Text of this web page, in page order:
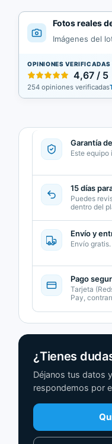
Fotos reales
Imágenes del
OPINIONES VERIFICADAS
4,67 / 5
254 opiniones verificadas
Garantía
Este
15 días
Puedes
dentro del
Envío y
Envío
Pago
Tarjeta
Pay,
¿Tienes
Déjanos tus datos
respondemos por